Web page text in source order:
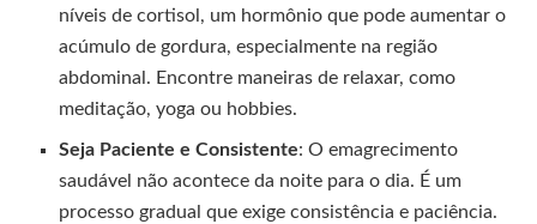
níveis de cortisol, um hormônio que pode aumentar o
acúmulo de gordura, especialmente na região
abdominal. Encontre maneiras de relaxar, como
meditação, yoga ou hobbies.
Seja Paciente e Consistente: O emagrecimento
saudável não acontece da noite para o dia. É um
processo gradual que exige consistência e paciência.